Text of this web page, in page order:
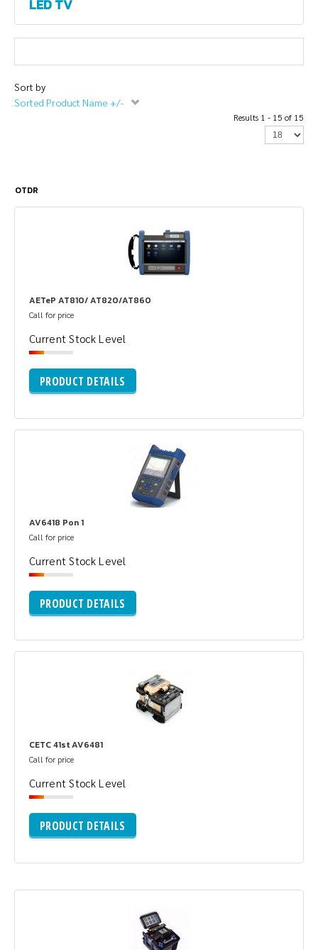
LED TV
Sort by
Sorted Product Name +/-
Results 1 - 15 of 15
OTDR
AETeP AT810/ AT820/AT860
Call for price
Current Stock Level
PRODUCT DETAILS
AV6418 Pon 1
Call for price
Current Stock Level
PRODUCT DETAILS
CETC 41st AV6481
Call for price
Current Stock Level
PRODUCT DETAILS